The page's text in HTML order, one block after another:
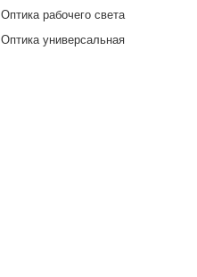
Оптика рабочего света
Оптика универсальная